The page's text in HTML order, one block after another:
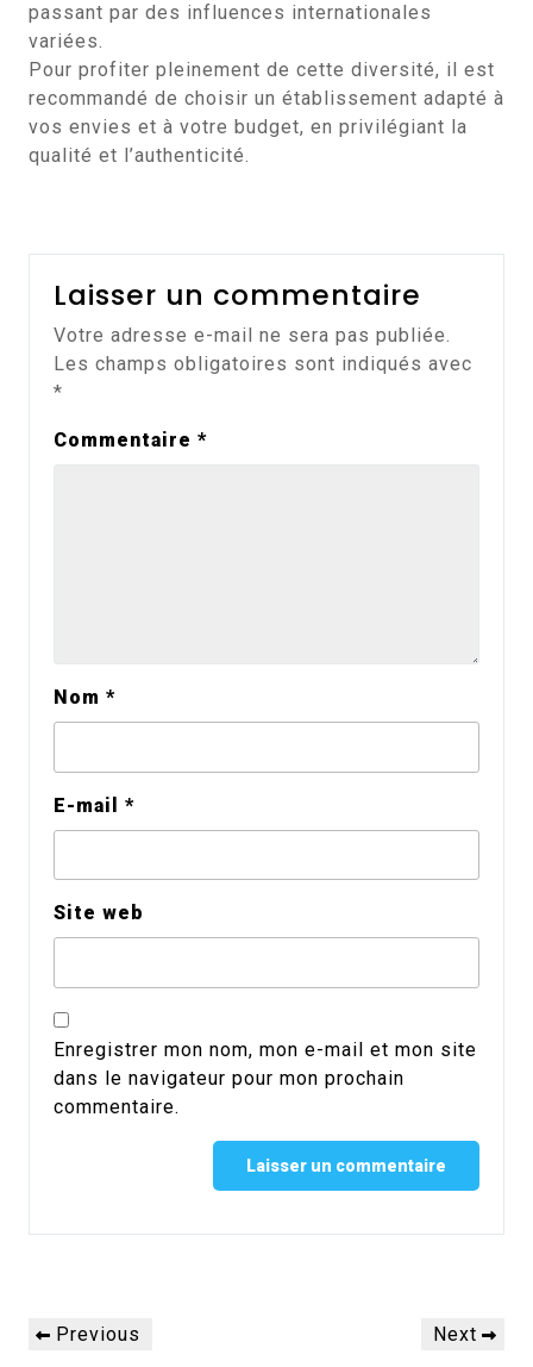
passant par des influences internationales
variées.
Pour profiter pleinement de cette diversité, il est
recommandé de choisir un établissement adapté à
vos envies et à votre budget, en privilégiant la
qualité et l’authenticité.
Laisser un commentaire
Votre adresse e-mail ne sera pas publiée.
Les champs obligatoires sont indiqués avec
*
Commentaire *
Nom *
E-mail *
Site web
Enregistrer mon nom, mon e-mail et mon site
dans le navigateur pour mon prochain
commentaire.
Navigation
dePrevious
Previous
Next
Next